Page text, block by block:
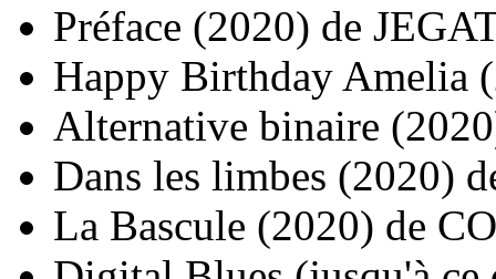
Préface (2020) de
Happy Birthday Amelia
Alternative binaire
Dans les limbes (2020)
La Bascule (2020) de